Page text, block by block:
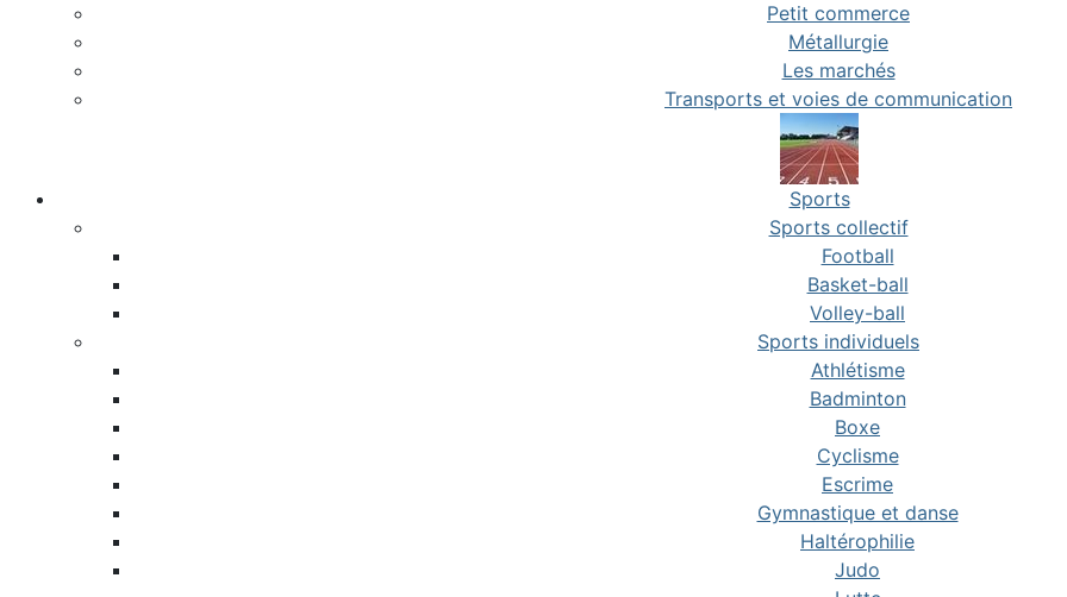
Petit commerce
Métallurgie
Les marchés
Transports et voies de communication
Sports
Sports collectif
Football
Basket-ball
Volley-ball
Sports individuels
Athlétisme
Badminton
Boxe
Cyclisme
Escrime
Gymnastique et danse
Haltérophilie
Judo